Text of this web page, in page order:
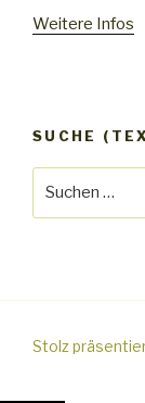
Weitere Infos
SUCHE
Stolz